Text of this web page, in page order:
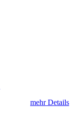
mehr Details